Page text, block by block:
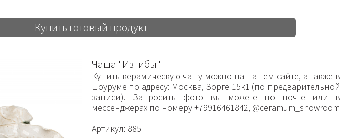
Купить готовый продукт
Чаша "Изгибы"
Купить керамическую чашу можно на нашем сайте, а также в
шоуруме по адресу: Москва, Зорге 15к1 (по предварительной
записи). Запросить фото вы можете по почте или в
мессенджерах по номеру +79916461842, @ceramum_showroom
Артикул: 885